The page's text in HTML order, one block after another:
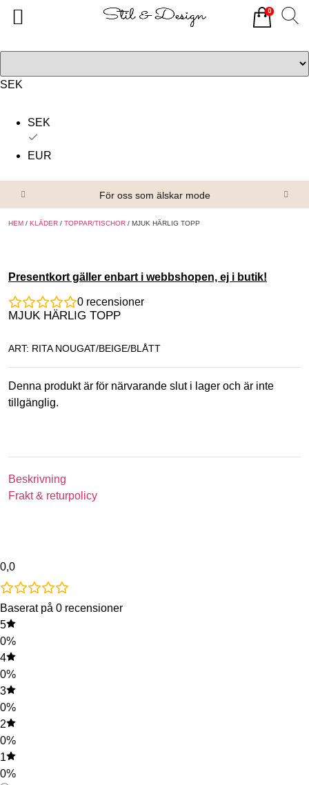
SEK
SEK
EUR
För oss som älskar mode
HEM / KLÄDER / TOPPAR/TISCHOR / MJUK HÄRLIG TOPP
Presentkort gäller enbart i webbshopen, ej i butik!
0 recensioner
MJUK HÄRLIG TOPP
ART: RITA NOUGAT/BEIGE/BLÅTT
Denna produkt är för närvarande slut i lager och är inte
tillgänglig.
Beskrivning
Frakt & returpolicy
0,0
Baserat på 0 recensioner
5
0%
4
0%
3
0%
2
0%
1
0%
0
Alla produkter
Om oss